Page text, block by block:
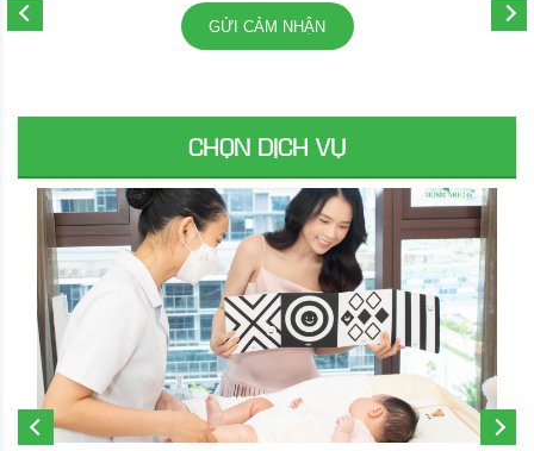
GỬI CẢM NHẬN
CHỌN DỊCH VỤ